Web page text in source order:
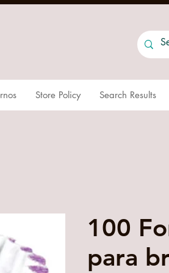
Store Policy Search Results
100
para